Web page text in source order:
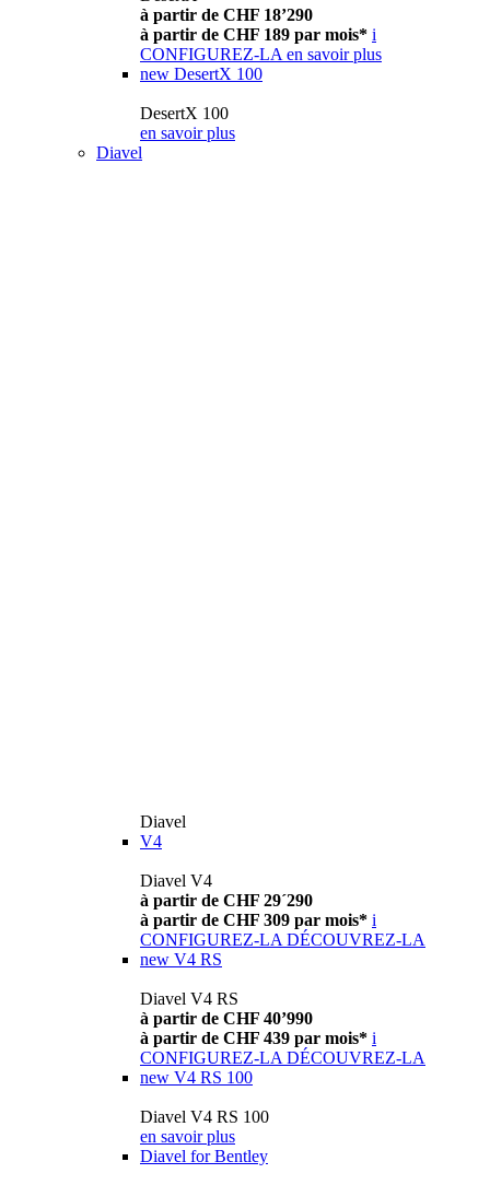
à partir de CHF 18’290
à partir de CHF 189 par mois* i
CONFIGUREZ-LA en savoir plus
new DesertX 100
DesertX 100
en savoir plus
Diavel
Diavel
V4
Diavel V4
à partir de CHF 29´290
à partir de CHF 309 par mois* i
CONFIGUREZ-LA DÉCOUVREZ-LA
new V4 RS
Diavel V4 RS
à partir de CHF 40’990
à partir de CHF 439 par mois* i
CONFIGUREZ-LA DÉCOUVREZ-LA
new V4 RS 100
Diavel V4 RS 100
en savoir plus
Diavel for Bentley